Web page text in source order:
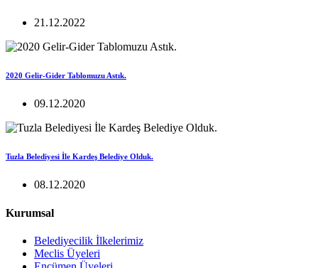
21.12.2022
2020 Gelir-Gider Tablomuzu Astık.
09.12.2020
Tuzla Belediyesi İle Kardeş Belediye Olduk.
08.12.2020
Kurumsal
Belediyecilik İlkelerimiz
Meclis Üyeleri